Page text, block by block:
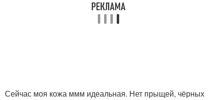
Сейчас моя кожа ммм идеальная. Нет прыщей, чёрных